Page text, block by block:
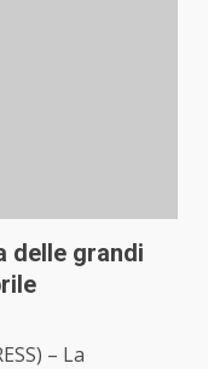
delle grandi
– La